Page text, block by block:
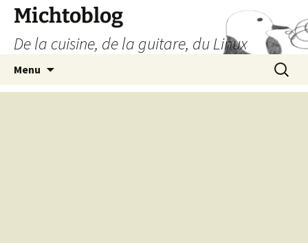
Aller
contenu
Michtoblog
De la cuisine, de la guitare, du Linux
Menu